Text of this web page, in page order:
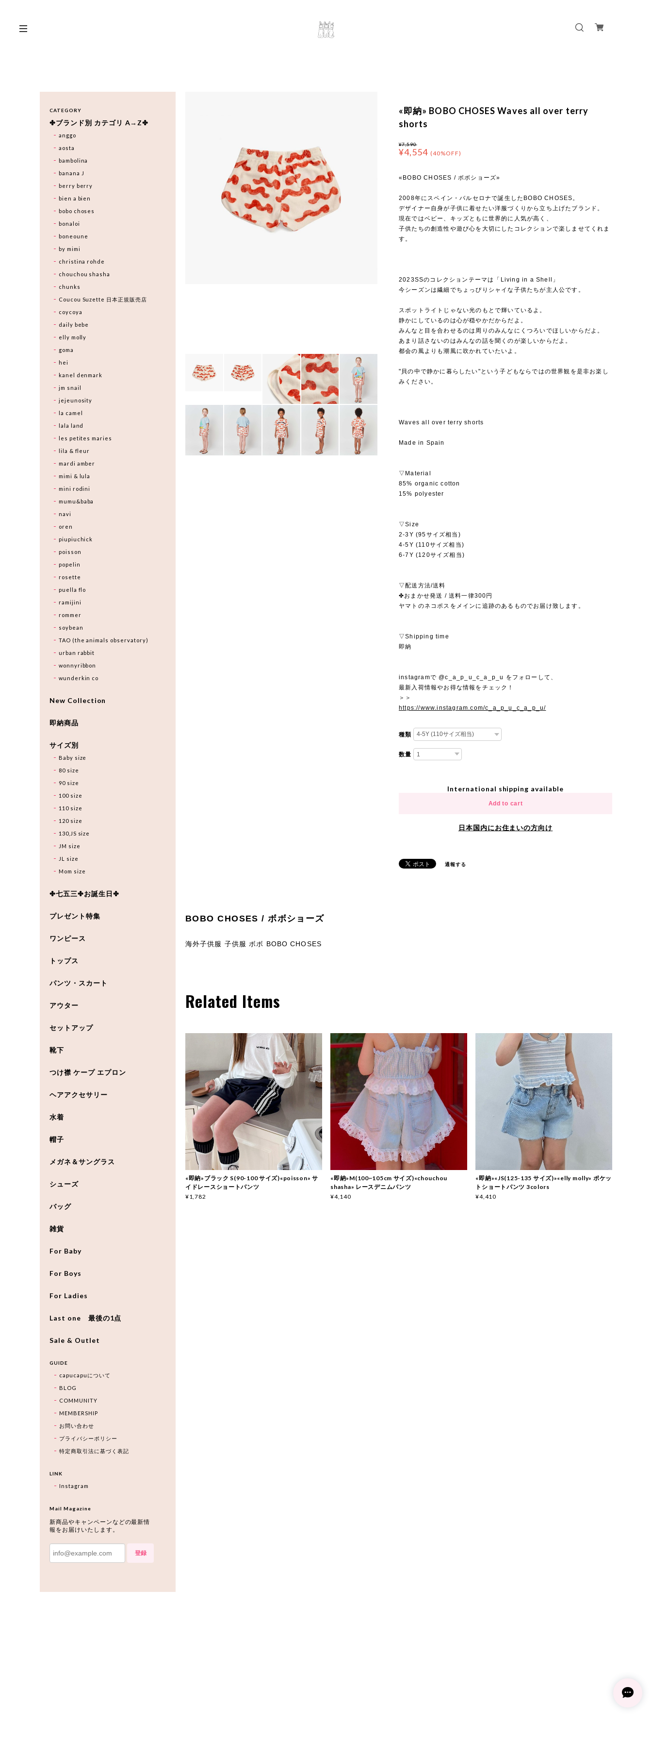
«即納» BOBO CHOSES Waves all over terry
shorts
¥7,590
¥4,554 (40%OFF)
«BOBO CHOSES / ボボショーズ»
2008年にスペイン・バルセロナで誕生したBOBO CHOSES。
デザイナー自身が子供に着せたい洋服づくりから立ち上げたブランド。
現在ではベビー、キッズともに世界的に人気が高く、
子供たちの創造性や遊び心を大切にしたコレクションで楽しませてくれま
す。
2023SSのコレクションテーマは「Living in a Shell」
今シーズンは繊細でちょっぴりシャイな子供たちが主人公です。
スポットライトじゃない光のもとで輝いているよ。
静かにしているのは心が穏やかだからだよ。
みんなと目を合わせるのは周りのみんなにくつろいでほしいからだよ。
あまり話さないのはみんなの話を聞くのが楽しいからだよ。
都会の風よりも潮風に吹かれていたいよ。
"貝の中で静かに暮らしたい"という子どもならではの世界観を是非お楽し
みください。
Waves all over terry shorts
Made in Spain
▽Material
85% organic cotton
15% polyester
▽Size
2-3Y (95サイズ相当)
4-5Y (110サイズ相当)
6-7Y (120サイズ相当)
▽配送方法/送料
✤おまかせ発送 / 送料一律300円
ヤマトのネコポスをメインに追跡のあるものでお届け致します。
▽Shipping time
即納
instagramで @c_a_p_u_c_a_p_u をフォローして、
最新入荷情報やお得な情報をチェック！
＞＞
https://www.instagram.com/c_a_p_u_c_a_p_u/
種類
数量
International shipping available
Add to cart
日本国内にお住まいの方向け
通報する
BOBO CHOSES / ボボショーズ
海外子供服 子供服 ボボ BOBO CHOSES
Related Items
«即納»ブラック S(90-100 サイズ)«poisson» サ
イドレースショートパンツ
¥1,782
«即納»M(100~105cm サイズ)«chouchou
shasha» レースデニムパンツ
¥4,140
«即納»«JS(125-135 サイズ)»«elly molly» ポケッ
トショートパンツ 3colors
¥4,410
CATEGORY
✤ブランド別 カテゴリ A→Z✤
anggo
aosta
bambolina
banana J
berry berry
bien a bien
bobo choses
bonaloi
boneoune
by mimi
christina rohde
chouchou shasha
chunks
Coucou Suzette 日本正規販売店
coycoya
daily bebe
elly molly
goma
hei
kanel denmark
jm snail
jejeunosity
la camel
lala land
les petites maries
lila & fleur
mardi amber
mimi & lula
mini rodini
mumu&baba
navi
oren
piupiuchick
poisson
popelin
rosette
puella flo
ramijini
rommer
soybean
TAO (the animals observatory)
urban rabbit
wonnyribbon
wunderkin co
New Collection
即納商品
サイズ別
Baby size
80 size
90 size
100 size
110 size
120 size
130,JS size
JM size
JL size
Mom size
✤七五三✤お誕生日✤
プレゼント特集
ワンピース
トップス
パンツ・スカート
アウター
セットアップ
靴下
つけ襟 ケープ エプロン
ヘアアクセサリー
水着
帽子
メガネ＆サングラス
シューズ
バッグ
雑貨
For Baby
For Boys
For Ladies
Last one 最後の1点
Sale & Outlet
GUIDE
capucapuについて
BLOG
COMMUNITY
MEMBERSHIP
お問い合わせ
プライバシーポリシー
特定商取引法に基づく表記
LINK
Instagram
Mail Magazine
新商品やキャンペーンなどの最新情
報をお届けいたします。
登録